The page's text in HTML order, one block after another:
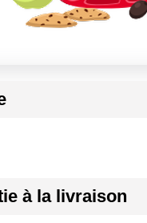
à la livraison